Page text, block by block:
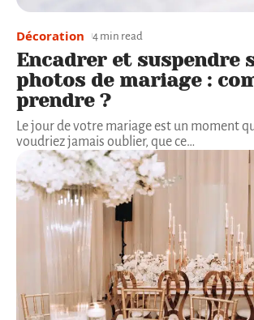
Décoration 4 min read
Encadrer et suspendre
photos de mariage :
prendre ?
Le jour de votre mariage est un moment
voudriez jamais oublier, que ce…